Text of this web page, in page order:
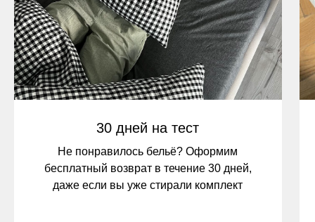
30 дней на тест
Не понравилось бельё? Оформим
бесплатный возврат в течение 30 дней,
даже если вы уже стирали комплект